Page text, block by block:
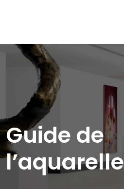
Guide de
l’aquarelle